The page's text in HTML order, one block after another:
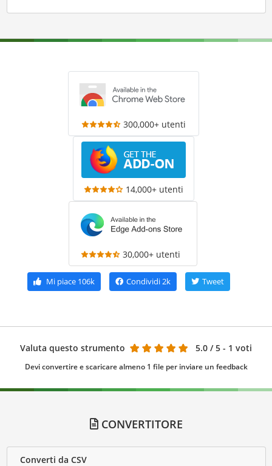
300,000+ utenti
14,000+ utenti
30,000+ utenti
Mi piace 106k Condividi2k Tweet
Valuta questo strumento 5.0 / 5 - 1 voti
Devi convertire e scaricare almeno 1 file per inviare un feedback
CONVERTITORE
Converti da CSV